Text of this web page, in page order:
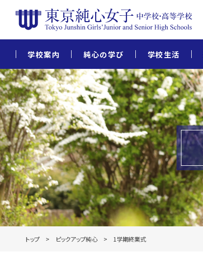
学校案内 純心の学び 学校生活
トップ ピックアップ純心 1学期終業式